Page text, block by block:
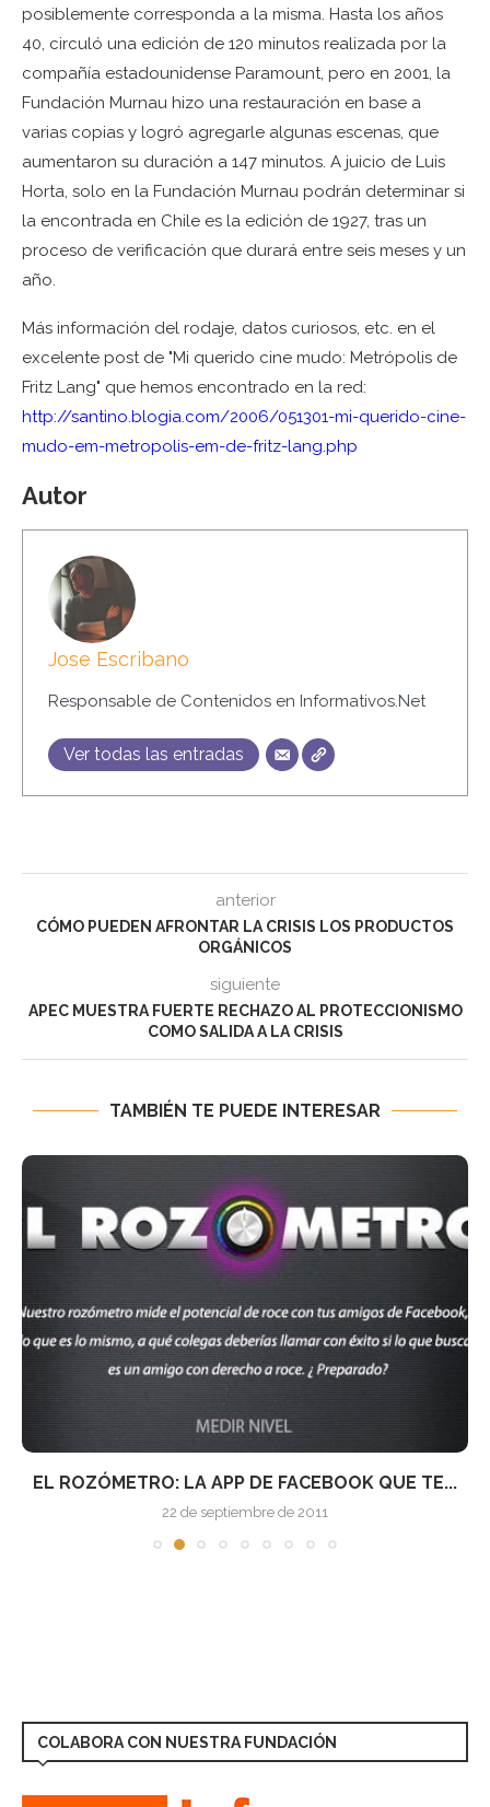
posiblemente corresponda a la misma. Hasta los años
40, circuló una edición de 120 minutos realizada por la
compañía estadounidense Paramount, pero en 2001, la
Fundación Murnau hizo una restauración en base a
varias copias y logró agregarle algunas escenas, que
aumentaron su duración a 147 minutos. A juicio de Luis
Horta, solo en la Fundación Murnau podrán determinar si
la encontrada en Chile es la edición de 1927, tras un
proceso de verificación que durará entre seis meses y un
año.
Más información del rodaje, datos curiosos, etc. en el
excelente post de "Mi querido cine mudo: Metrópolis de
Fritz Lang" que hemos encontrado en la red:
http://santino.blogia.com/2006/051301-mi-querido-cine-
mudo-em-metropolis-em-de-fritz-lang.php
Autor
Jose Escribano
Responsable de Contenidos en Informativos.Net
Ver todas las entradas
anterior
CÓMO PUEDEN AFRONTAR LA CRISIS LOS PRODUCTOS
ORGÁNICOS
siguiente
APEC MUESTRA FUERTE RECHAZO AL PROTECCIONISMO
COMO SALIDA A LA CRISIS
TAMBIÉN TE PUEDE INTERESAR
EL ROZÓMETRO: LA APP DE FACEBOOK QUE TE...
22 de septiembre de 2011
COLABORA CON NUESTRA FUNDACIÓN